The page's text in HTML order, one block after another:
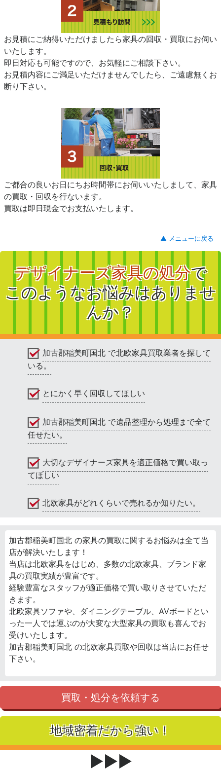
お見積にご納得いただけましたら家具の回収・買取にお伺い
いたします。
即日対応も可能ですので、お気軽にご相談下さい。
お見積内容にご満足いただけませんでしたら、ご遠慮無くお
断り下さい。
ご都合の良いお日にちお時間帯にお伺いいたしまして、家具
の買取・回収を行ないます。
買取は即日現金でお支払いたします。
▲ メニューに戻る
デザイナーズ家具の処分で
このようなお悩みはありませ
んか？
加古郡稲美町国北 で北欧家具買取業者を探して
いる。
とにかく早く回収してほしい
加古郡稲美町国北 で遺品整理から処理まで全て
任せたい。
大切なデザイナーズ家具を適正価格で買い取っ
てほしい
北欧家具がどれくらいで売れるか知りたい。
加古郡稲美町国北 の家具の買取に関するお悩みは全て当
店が解決いたします！
当店は北欧家具をはじめ、多数の北欧家具、ブランド家
具の買取実績が豊富です。
経験豊富なスタッフが適正価格で買い取りさせていただ
きます。
北欧家具ソファや、ダイニングテーブル、AVボードとい
った一人では運ぶのが大変な大型家具の買取も喜んでお
受けいたします。
加古郡稲美町国北 の北欧家具買取や回収は当店にお任せ
下さい。
買取・処分を依頼する
地域密着だから強い！
▶▶▶